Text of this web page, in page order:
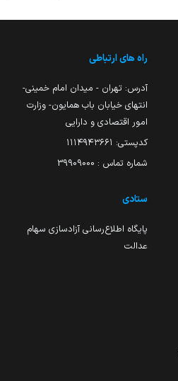
راه های ارتباطی
آدرس: تهران - میدان امام خمینی-
انتهای خیابان باب همایون- وزارت
امور اقتصادی و دارایی
کدپستی: ۱۱۱۴۹۴۳۶۶۱
شماره تماس : 39909000
ستادی
پایگاه اطلاع‌رسانی آزادسازی سهام
عدالت